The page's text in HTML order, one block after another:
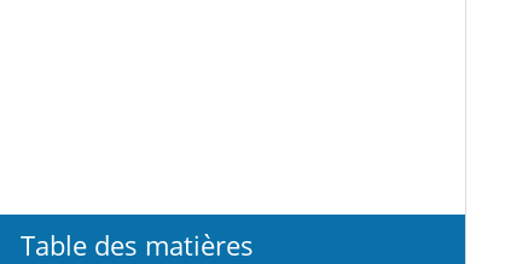
Table des matières